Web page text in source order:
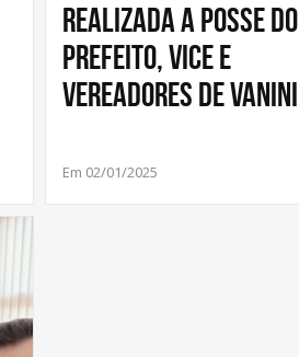
Realizada a posse do
Prefeito, Vice e
Vereadores de Vanini
Em 02/01/2025